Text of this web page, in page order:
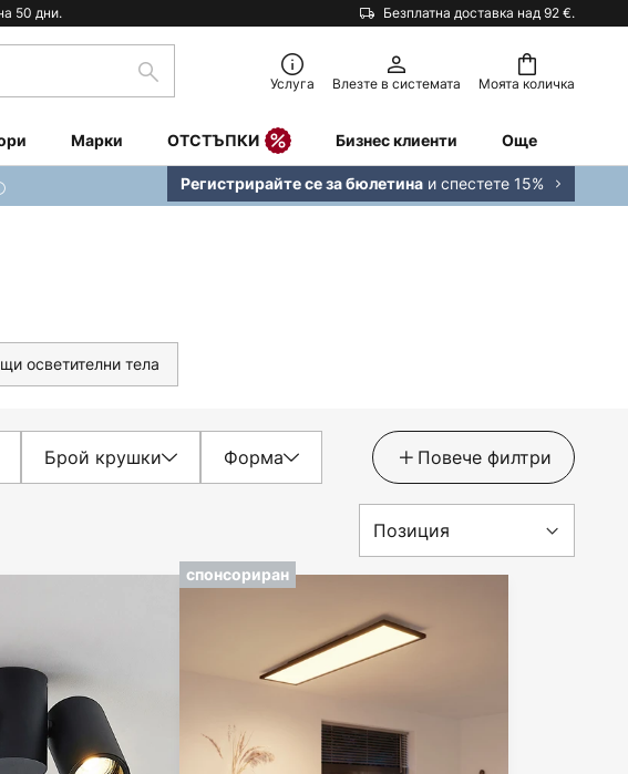
50 дни. Безплатна доставка над 92 €.
Моята количка
Търсене Услуга Влезте в системата
Марки ОТСТЪПКИ Бизнес клиенти Още
Регистрирайте се за бюлетина и спестете 15%
осветителни тела
Брой крушки Форма Повече филтри
спонсориран